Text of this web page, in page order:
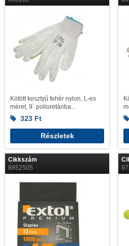
Kötött kesztyű fehér nylon, L-es
méret, 9` poliuretánba...
323 Ft
Részletek
Cikkszám
8852505